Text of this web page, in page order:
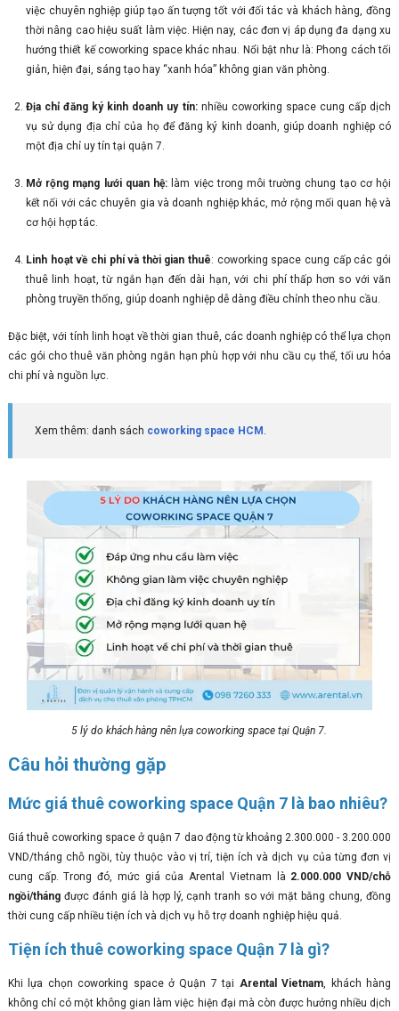
việc chuyên nghiệp giúp tạo ấn tượng tốt với đối tác và khách hàng, đồng
thời nâng cao hiệu suất làm việc. Hiện nay, các đơn vị áp dụng đa dạng xu
hướng thiết kế coworking space khác nhau. Nổi bật như là: Phong cách tối
giản, hiện đại, sáng tạo hay “xanh hóa” không gian văn phòng.
Địa chỉ đăng ký kinh doanh uy tín: nhiều coworking space cung cấp dịch
vụ sử dụng địa chỉ của họ để đăng ký kinh doanh, giúp doanh nghiệp có
một địa chỉ uy tín tại quận 7.
Mở rộng mạng lưới quan hệ: làm việc trong môi trường chung tạo cơ hội
kết nối với các chuyên gia và doanh nghiệp khác, mở rộng mối quan hệ và
cơ hội hợp tác.
Linh hoạt về chi phí và thời gian thuê: coworking space cung cấp các gói
thuê linh hoạt, từ ngắn hạn đến dài hạn, với chi phí thấp hơn so với văn
phòng truyền thống, giúp doanh nghiệp dễ dàng điều chỉnh theo nhu cầu.
Đặc biệt, với tính linh hoạt về thời gian thuê, các doanh nghiệp có thể lựa chọn
các gói cho thuê văn phòng ngắn hạn phù hợp với nhu cầu cụ thể, tối ưu hóa
chi phí và nguồn lực.
Xem thêm: danh sách coworking space HCM .
5 lý do khách hàng nên lựa coworking space tại Quận 7.
Câu hỏi thường gặp
Mức giá thuê coworking space Quận 7 là bao nhiêu?
Giá thuê coworking space ở quận 7 dao động từ khoảng 2.300.000 - 3.200.000
VND/tháng chỗ ngồi, tùy thuộc vào vị trí, tiện ích và dịch vụ của từng đơn vị
cung cấp. Trong đó, mức giá của Arental Vietnam là 2.000.000 VND/chỗ
ngồi/thángđược đánh giá là hợp lý, cạnh tranh so với mặt bằng chung, đồng
thời cung cấp nhiều tiện ích và dịch vụ hỗ trợ doanh nghiệp hiệu quả.
Tiện ích thuê coworking space Quận 7 là gì?
Khi lựa chọn coworking space ở Quận 7 tại Arental Vietnam, khách hàng
không chỉ có một không gian làm việc hiện đại mà còn được hưởng nhiều dịch